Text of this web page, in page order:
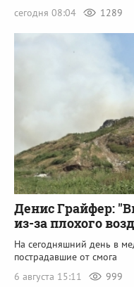
сегодня 08:04
1289
Денис Грайфер:
из-за плохого
На сегодняшний день в
пострадавшие от смога
6 августа 15:11
999